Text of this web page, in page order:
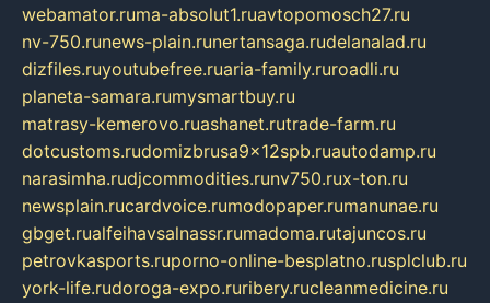
webamator.ruma-absolut1.ruavtopomosch27.ru
nv-750.runews-plain.runertansaga.rudelanalad.ru
dizfiles.ruyoutubefree.ruaria-family.ruroadli.ru
planeta-samara.rumysmartbuy.ru
matrasy-kemerovo.ruashanet.rutrade-farm.ru
dotcustoms.rudomizbrusa9x12spb.ruautodamp.ru
narasimha.rudjcommodities.runv750.rux-ton.ru
newsplain.rucardvoice.rumodopaper.rumanunae.ru
gbget.rualfeihavsalnassr.rumadoma.rutajuncos.ru
petrovkasports.ruporno-online-besplatno.rusplclub.ru
york-life.rudoroga-expo.ruribery.rucleanmedicine.ru